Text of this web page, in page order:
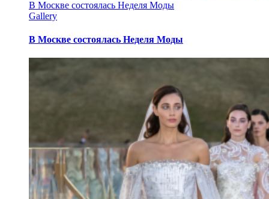
В Москве состоялась Неделя Моды
Gallery
В Москве состоялась Неделя Моды